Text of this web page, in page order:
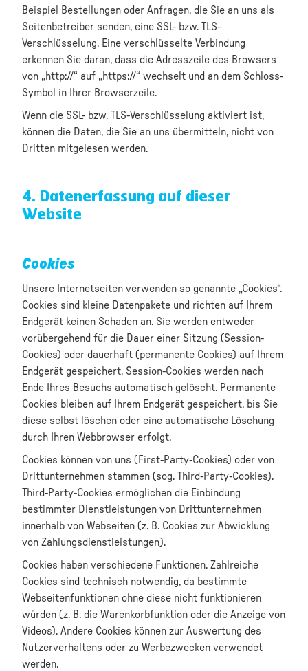
Beispiel Bestellungen oder Anfragen, die Sie an uns als
Seitenbetreiber senden, eine SSL- bzw. TLS-
Verschlüsselung. Eine verschlüsselte Verbindung
erkennen Sie daran, dass die Adresszeile des Browsers
von „http://“ auf „https://“ wechselt und an dem Schloss-
Symbol in Ihrer Browserzeile.
Wenn die SSL- bzw. TLS-Verschlüsselung aktiviert ist,
können die Daten, die Sie an uns übermitteln, nicht von
Dritten mitgelesen werden.
4. Datenerfassung auf dieser
Website
Cookies
Unsere Internetseiten verwenden so genannte „Cookies“.
Cookies sind kleine Datenpakete und richten auf Ihrem
Endgerät keinen Schaden an. Sie werden entweder
vorübergehend für die Dauer einer Sitzung (Session-
Cookies) oder dauerhaft (permanente Cookies) auf Ihrem
Endgerät gespeichert. Session-Cookies werden nach
Ende Ihres Besuchs automatisch gelöscht. Permanente
Cookies bleiben auf Ihrem Endgerät gespeichert, bis Sie
diese selbst löschen oder eine automatische Löschung
durch Ihren Webbrowser erfolgt.
Cookies können von uns (First-Party-Cookies) oder von
Drittunternehmen stammen (sog. Third-Party-Cookies).
Third-Party-Cookies ermöglichen die Einbindung
bestimmter Dienstleistungen von Drittunternehmen
innerhalb von Webseiten (z. B. Cookies zur Abwicklung
von Zahlungsdienstleistungen).
Cookies haben verschiedene Funktionen. Zahlreiche
Cookies sind technisch notwendig, da bestimmte
Webseitenfunktionen ohne diese nicht funktionieren
würden (z. B. die Warenkorbfunktion oder die Anzeige von
Videos). Andere Cookies können zur Auswertung des
Nutzerverhaltens oder zu Werbezwecken verwendet
werden.